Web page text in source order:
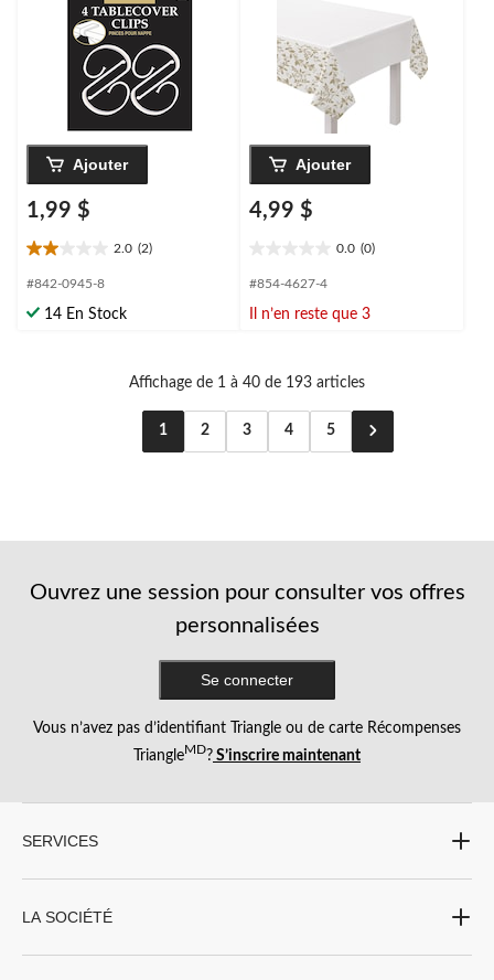
Ajouter
1,99 $
2.0 (2)
2.0
étoile(s)
5.
#842-0945-8
14 En Stock
Ajouter
4,99 $
0.0 (0)
étoile(s)
5.
#854-4627-4
Il n’en reste que 3
Affichage de 1 à 40 de 193 articles
1 2 3 4 5
Ouvrez une session pour consulter vos offres
personnalisées
Se connecter
Vous n’avez pas d’identifiant Triangle ou de carte Récompenses
TriangleMD? S’inscrire maintenant
SERVICES
LA SOCIÉTÉ